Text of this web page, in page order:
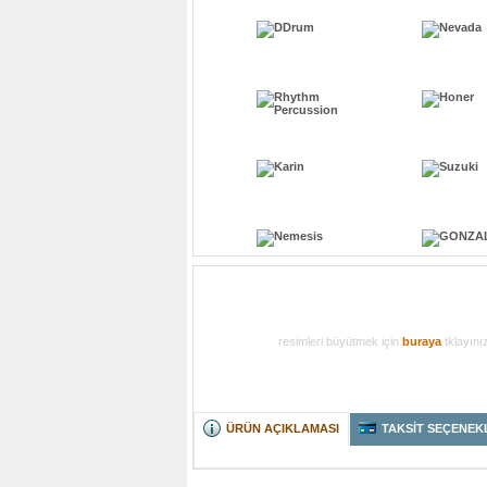
resimleri büyütmek için buraya
ÜRÜN AÇIKLAMASI TAKSİT